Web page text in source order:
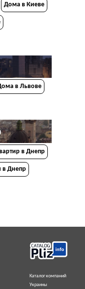
Дома в Киеве
в Львове
в Днепр
в Днепр
Каталог компаний
Украины